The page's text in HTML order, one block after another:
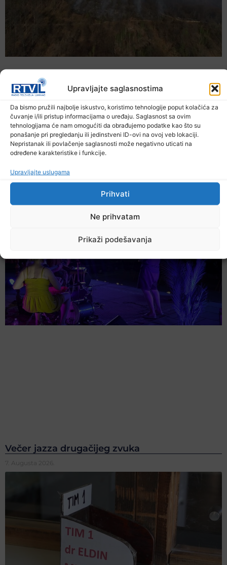
Upravljajte saglasnostima
Da bismo pružili najbolje iskustvo, koristimo tehnologije poput kolačića za
čuvanje i/ili pristup informacijama o uređaju. Saglasnost sa ovim
tehnologijama će nam omogućiti da obrađujemo podatke kao što su
ponašanje pri pregledanju ili jedinstveni ID-ovi na ovoj veb lokaciji.
Nepristanak ili povlačenje saglasnosti može negativno uticati na
određene karakteristike i funkcije.
Upravljajte uslugama
Prihvati
Ne prihvatam
Prikaži podešavanja
U TK povećan broj požara
Večer jazza drugačijeg zvuka
7. Augusta 2026.